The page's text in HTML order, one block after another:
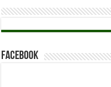
Facebook